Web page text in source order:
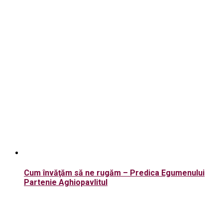
Cum învăţăm să ne rugăm – Predica Egumenului
Partenie Aghiopavlitul